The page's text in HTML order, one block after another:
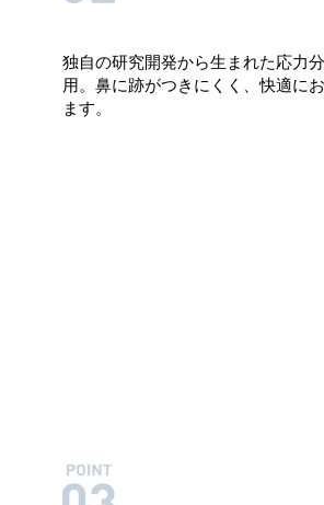
独自の研究開発から生まれた応力
用。鼻に跡がつきにくく、快適に
ます。